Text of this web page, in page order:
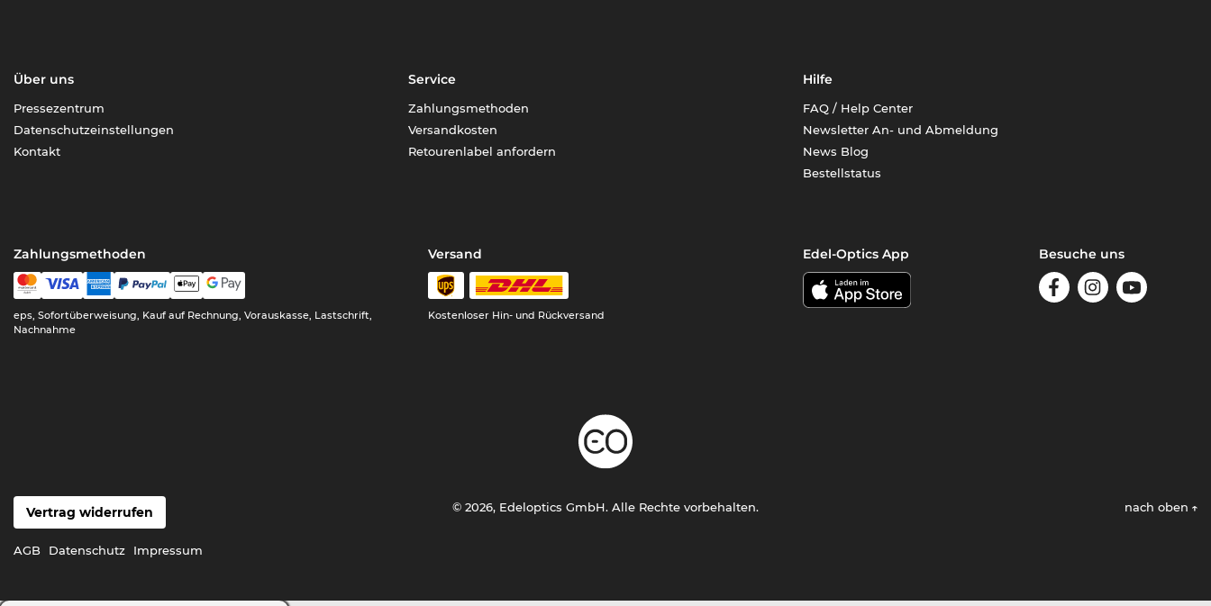
Über uns
Pressezentrum
Datenschutzeinstellungen
Kontakt
Service
Zahlungsmethoden
Versandkosten
Retourenlabel anfordern
Hilfe
FAQ / Help Center
Newsletter An- und Abmeldung
News Blog
Bestellstatus
Zahlungsmethoden
eps, Sofortüberweisung, Kauf auf Rechnung, Vorauskasse, Lastschrift,
Nachnahme
Versand
Kostenloser Hin- und Rückversand
Edel-Optics App Besuche uns
Vertrag widerrufen
AGB Datenschutz Impressum
© 2026, Edeloptics GmbH. Alle Rechte vorbehalten. nach oben